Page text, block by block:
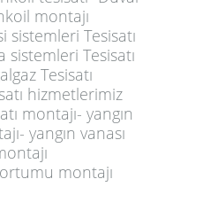
montajı
sistemleri Tesisatı
sistemleri Tesisatı
Tesisatı
hizmetlerimiz
montajı- yangın
yangın vanası
montajı